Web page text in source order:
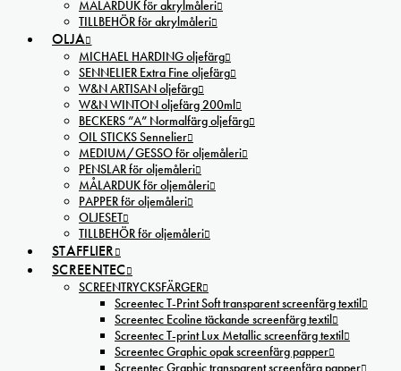
MÅLARDUK för akrylmåleri
TILLBEHÖR för akrylmåleri
OLJA
MICHAEL HARDING oljefärg
SENNELIER Extra Fine oljefärg
W&N ARTISAN oljefärg
W&N WINTON oljefärg 200ml
BECKERS ”A” Normalfärg oljefärg
OIL STICKS Sennelier
MEDIUM/GESSO för oljemåleri
PENSLAR för oljemåleri
MÅLARDUK för oljemåleri
PAPPER för oljemåleri
OLJESET
TILLBEHÖR för oljemåleri
STAFFLIER
SCREENTEC
SCREENTRYCKSFÄRGER
Screentec T-Print Soft transparent screenfärg textil
Screentec Ecoline täckande screenfärg textil
Screentec T-print Lux Metallic screenfärg textil
Screentec Graphic opak screenfärg papper
Screentec Graphic transparent screenfärg papper